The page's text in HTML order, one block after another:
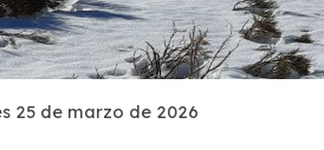
25 de marzo de 2026